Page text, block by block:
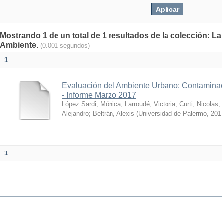
Mostrando 1 de un total de 1 resultados de la colección:
Ambiente. (0.001 segundos)
1
Evaluación del Ambiente Urbano:
- Informe Marzo 2017
López Sardi, Mónica; Larroudé, Victoria; Curti, Nicolas;
Alejandro; Beltrán, Alexis (Universidad de Palermo,
1